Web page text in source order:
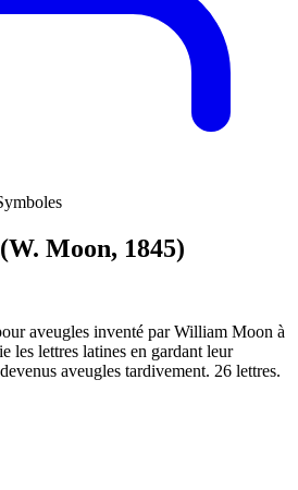
Moon, 1845)
aveugles inventé par William Moon à
les lettres latines en gardant leur
aveugles tardivement. 26 lettres.